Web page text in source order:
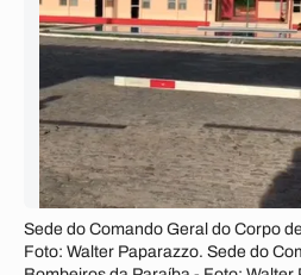
Sede do Comando Geral do Corpo
Foto: Walter Paparazzo. Sede do